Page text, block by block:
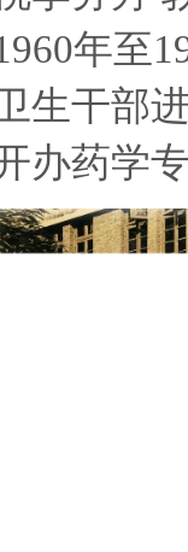
年至
生干部
办药学